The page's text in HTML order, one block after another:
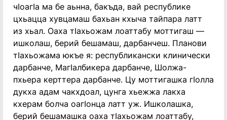
чIоагIа ма бе аьнна, бакъда, вай республике
цхьацца хувцамаш бахьан кхыча тайпара латт
из хьал. Оаха тIахьожам лоаттабу моттигаш —
ишколаш, берий бешамаш, дарбанчеш. Планови
тIахьожама юкъе я: республикански клинически
дарбанче, МагIалбикера дарбанче, Шолжа-
пхьера керттера дарбанче. Цу моттигашка гIолла
дукха адам чакхдоал, цунга хьежжа лакха
кхерам болча оагIонца латт уж. Ишколашка,
берий бешамашка оаха тIахьожам лоаттабу,